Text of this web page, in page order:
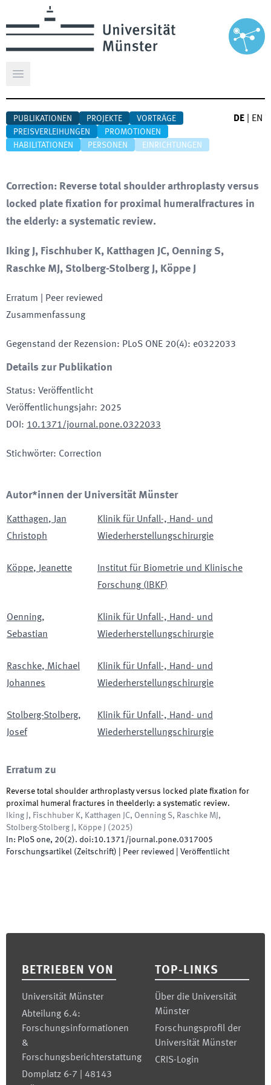
Hauptmenü öffnen
PUBLIKATIONEN PROJEKTE
VORTRÄGE
PREISVERLEIHUNGEN
PROMOTIONEN
HABILITATIONEN
PERSONEN EINRICHTUNGEN
DE EN
Correction: Reverse total shoulder arthroplasty versus
locked plate fixation for proximal humeralfractures in
the elderly: a systematic review.
Iking J, Fischhuber K, Katthagen JC, Oenning S,
Raschke MJ, Stolberg-Stolberg J, Köppe J
Erratum | Peer reviewed
Zusammenfassung
Gegenstand der Rezension: PLoS ONE 20(4): e0322033
Details zur Publikation
Status: Veröffentlicht
Veröffentlichungsjahr: 2025
DOI : 10.1371/journal.pone.0322033
Stichwörter: Correction
Autor*innen der Universität Münster
Katthagen,
Jan
Christoph
Klinik für Unfall-, Hand- und
Wiederherstellungschirurgie
Köppe, Jeanette
Institut für Biometrie und Klinische
Forschung ( IBKF)
Oenning,
Sebastian
Klinik für Unfall-, Hand- und
Wiederherstellungschirurgie
Raschke, Michael
Johannes
Klinik für Unfall-, Hand- und
Wiederherstellungschirurgie
Stolberg-Stolberg,
Josef
Klinik für Unfall-, Hand- und
Wiederherstellungschirurgie
Erratum zu
Reverse total shoulder arthroplasty versus locked plate fixation for
proximal humeral fractures in theelderly: a systematic review.
Iking J, Fischhuber K, Katthagen JC, Oenning S, Raschke MJ,
Stolberg-Stolberg J, Köppe J
( 2025)
In: PloS one, 20(2). doi:10.1371/journal.pone.0317005
Forschungsartikel (Zeitschrift) | Peer reviewed Veröffentlicht
BETRIEBEN VON
Universität Münster
Abteilung 6.4:
Forschungsinformationen
&
Forschungsberichterstattung
Domplatz 6-7 | 48143
TOP-LINKS
Über die Universität
Münster
Forschungsprofil der
Universität Münster
CRIS-Login